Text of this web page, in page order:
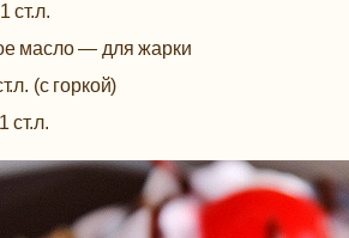
ст.л.
масло — для жарки
(с горкой)
ст.л.